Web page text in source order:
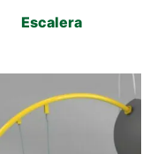
Escalera